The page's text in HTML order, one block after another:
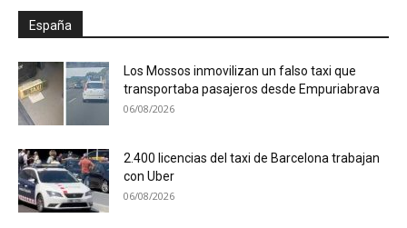
España
Los Mossos inmovilizan un falso taxi que
transportaba pasajeros desde Empuriabrava
06/08/2026
2.400 licencias del taxi de Barcelona trabajan
con Uber
06/08/2026